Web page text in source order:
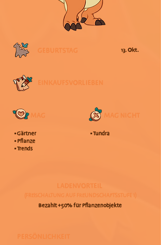
GEBURTSTAG 13. Okt.
EINKAUFSVORLIEBEN
MAG
• Gärtner
• Pflanze
• Trends
MAG NICHT
• Tundra
LADENVORTEIL
(FREISCHALTUNG AUF FREUNDSCHAFTSSTUFE 1)
Bezahlt +50% für Pflanzenobjekte
PERSÖNLICHKEIT